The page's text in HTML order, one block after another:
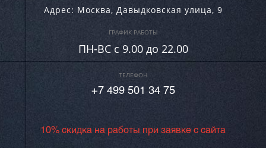
Адрес: Москва, Давыдковская улица, 9
ГРАФИК РАБОТЫ
ПН-ВC c 9.00 до 22.00
ТЕЛЕФОН
+7 499 501 34 75
10% скидка на работы при заявке с сайта